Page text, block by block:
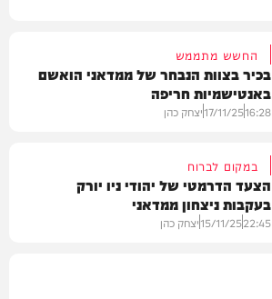
החשש מתממש
בכיר בצוות הנבחר של ממדאני הואשם
באנטישמיות חריפה
16:28
17/11/25יצחק כהן
במקום לברוח
הצעד הדרמטי של יהודי ניו יורק
בעקבות ניצחון ממדאני
22:45
15/11/25יצחק כהן